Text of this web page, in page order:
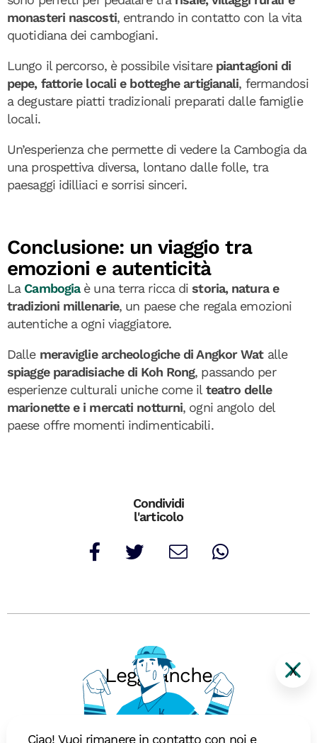
monasteri nascosti, entrando in contatto con la vita
quotidiana dei cambogiani.
Lungo il percorso, è possibile visitare piantagioni di
pepe, fattorie locali e botteghe artigianali, fermandosi
a degustare piatti tradizionali preparati dalle famiglie
locali.
Un’esperienza che permette di vedere la Cambogia da
una prospettiva diversa, lontano dalle folle, tra
paesaggi idilliaci e sorrisi sinceri.
Conclusione: un viaggio tra
emozioni e autenticità
La Cambogiaè una terra ricca distoria, natura e
tradizioni millenarie, un paese che regala emozioni
autentiche a ogni viaggiatore.
Dalle meraviglie archeologiche di Angkor Watalle
spiagge paradisiache di Koh Rong, passando per
esperienze culturali uniche come il teatro delle
marionette e i mercati notturni, ogni angolo del
paese offre momenti indimenticabili.
Condividi
l'articolo
Leggi anche X
Ciao! Vuoi rimanere in contatto con noi e